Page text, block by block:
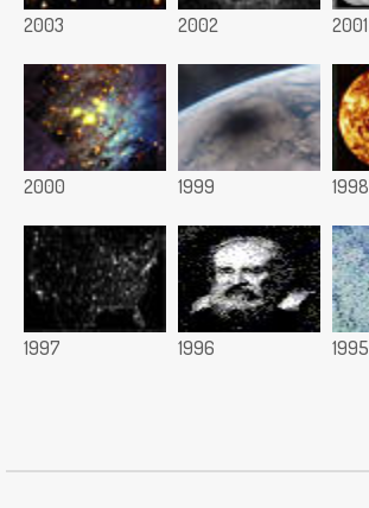
2003 2002 2001
2000 1999 1998
1997 1996 1995